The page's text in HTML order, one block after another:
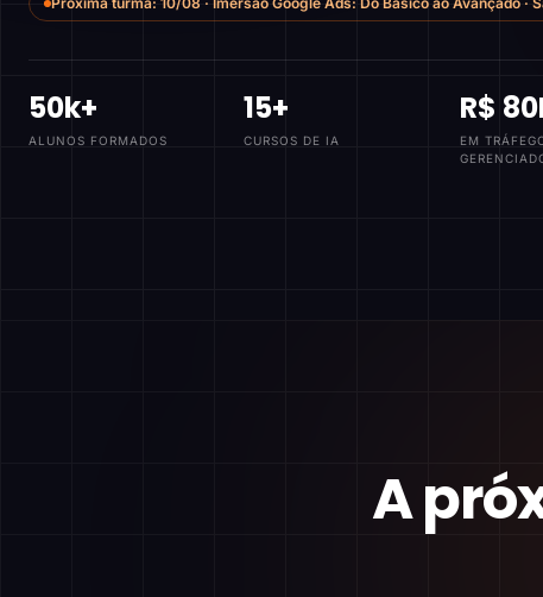
50k+
ALUNOS FORMADOS
15+
CURSOS DE IA
R$
EM
A